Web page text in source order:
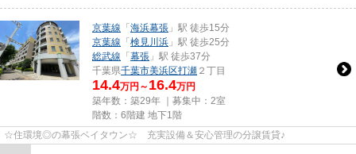
京葉線 「海浜幕張 」駅 徒歩15分
京葉線 「検見川浜 」駅 徒歩25分
総武線 「幕張 」駅 徒歩37分
千葉県千葉市美浜区打瀬 ２丁目
14.4万円～ 16.4万円
築年数：築29年 ｜募集中： 2室
階数：6階建 地下1階
☆住環境◎の幕張ベイタウン☆ 充実設備＆安心管理の分譲賃貸♪